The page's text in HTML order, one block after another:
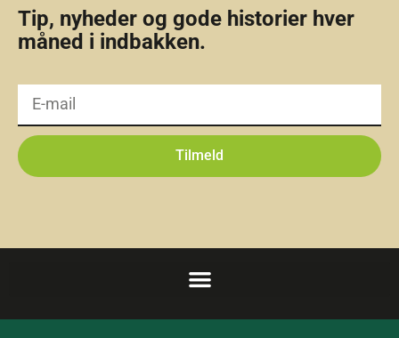
Tip, nyheder og gode historier hver
måned i indbakken.
Tilmeld